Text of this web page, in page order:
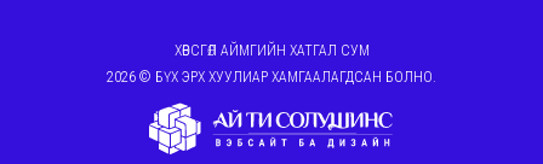
ХӨВСГӨЛ АЙМГИЙН ХАТГАЛ СУМ
2026 © БҮХ ЭРХ ХУУЛИАР ХАМГААЛАГДСАН БОЛНО.